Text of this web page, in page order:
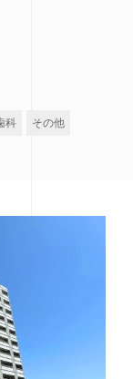
科 その他